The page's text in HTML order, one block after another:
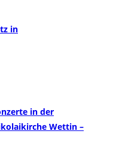
in
in der
Wettin –